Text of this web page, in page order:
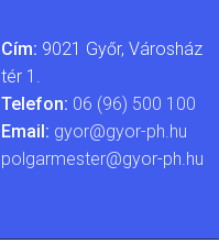
Cím: 9021 Győr, Városház
tér 1.
Telefon: 06 (96) 500 100
Email: gyor@gyor-ph.hu
polgarmester@gyor-ph.hu